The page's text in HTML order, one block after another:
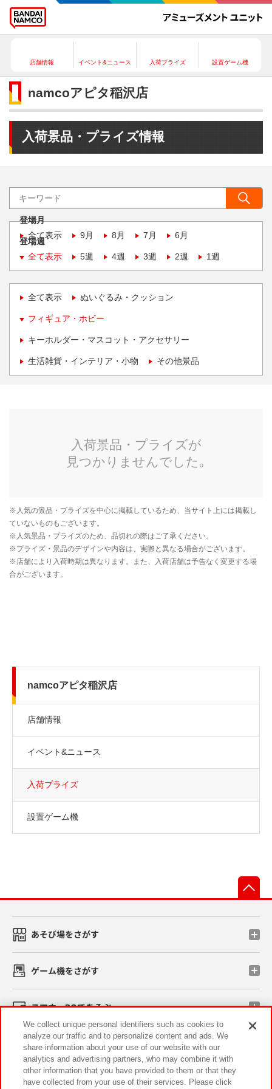
店舗情報 イベント&ニュース 入荷プライズ 設置ゲーム機
namcoアピタ稲沢店
入荷景品・プライズ情報
登場月
全て表示
9月 8月 7月 6月
登場週
全て表示
5週 4週 3週 2週 1週
全て表示 ぬいぐるみ・クッション
フィギュア・ホビー
キーホルダー・マスコット・アクセサリー
生活雑貨・インテリア・小物 その他景品
namcoアピタ稲沢店
店舗情報
イベント&ニュース
入荷プライズ
設置ゲーム機
あそび場をさがす
ゲーム機をさがす
スマホ・PCであそぶ
イベント・キャンペーン
We collect unique personal identifiers such as cookies to
analyze our traffic and to personalize content and ads. We
share information about your use of our website with our
analytics and advertising partners, who may combine it with
other information that you have provided to them or that they
have collected from your use of their services. Please click